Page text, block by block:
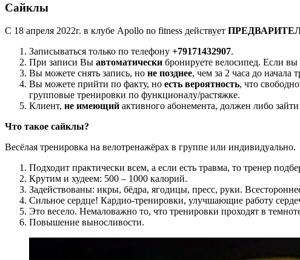
Сайклы
С 18 апреля 2022г. в клубе Apollo no fitness действует
Записываться только по телефону +79171432907.
При записи Вы автоматически бронируете велосипед. Если
Вы можете снять запись, но не позднее, чем за 2 часа до начала
Вы можете прийти по факту, но есть вероятность, что
групповые тренировки по функционалу/растяжке.
Клиент, не имеющий активного абонемента, должен либо
Что такое сайклы?
Весёлая тренировка на велотренажёрах в группе или индивидуально.
Подходит практически всем, а если есть травма, то тренер
Крутим и худеем: 500 – 1000 калорий.
Задействованы: икры, бёдра, ягодицы, пресс, руки.
Сильное сердце! Кардио-тренировки, улучшающие работу
Это весело. Немаловажно то, что тренировки проходят в
Повышение выносливости.